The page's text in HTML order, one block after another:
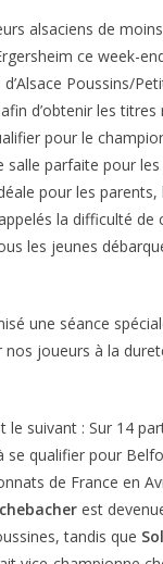
alsaciens de
ce week-
Poussins/
d’obtenir les titres
pour le
salle parfaite pour
pour les parents,
la difficulté de
les jeunes
une séance
nos joueurs à la
le suivant : Sur 14
se qualifier pour
de France en
est
tandis que